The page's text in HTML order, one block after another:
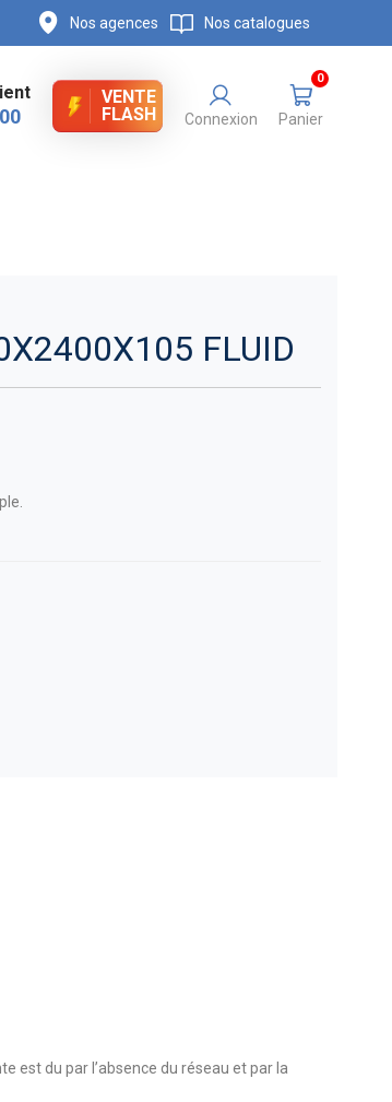
Nos agences Nos catalogues
VENTE
FLASH
Connexion Panier
0
FLUID
est du par l’absence du réseau et par la